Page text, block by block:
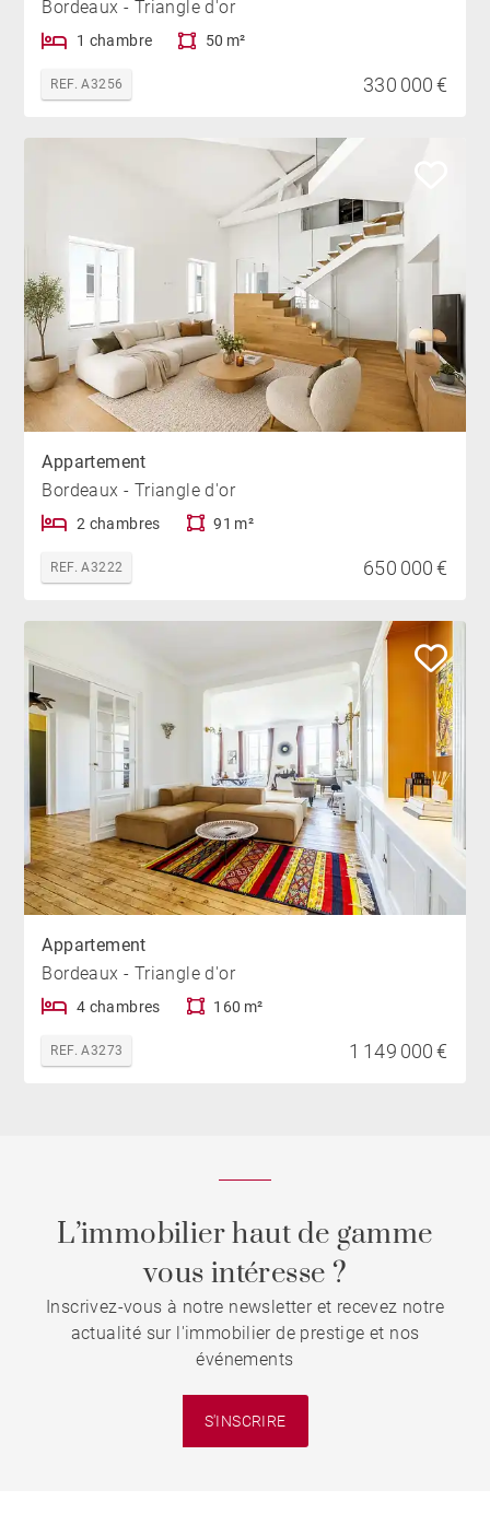
Bordeaux - Triangle d'or
1 chambre 50 m²
REF. A3256 330 000 €
Appartement
Bordeaux - Triangle d'or
2 chambres 91 m²
REF. A3222 650 000 €
Appartement
Bordeaux - Triangle d'or
4 chambres 160 m²
REF. A3273 1 149 000 €
L’immobilier haut de gamme
vous intéresse ?
Inscrivez-vous à notre newsletter et recevez notre
actualité sur l'immobilier de prestige et nos
événements
S'INSCRIRE